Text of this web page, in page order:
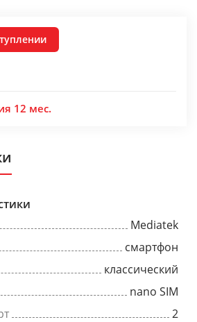
12 мес.
Mediatek
смартфон
классический
nano SIM
2